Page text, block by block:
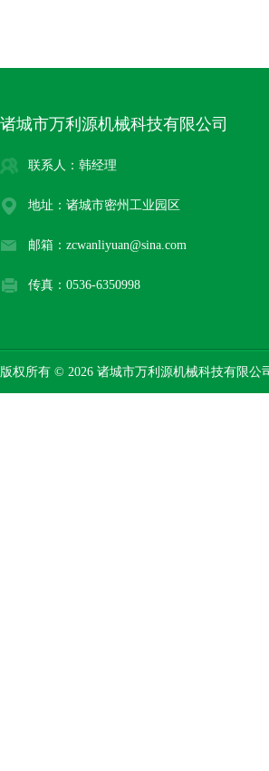
诸城市万利源机械科技有限公司
联系人：韩经理
地址：诸城市密州工业园区
邮箱：zcwanliyuan@sina.com
传真：0536-6350998
版权所有 © 2026 诸城市万利源机械科技有限公